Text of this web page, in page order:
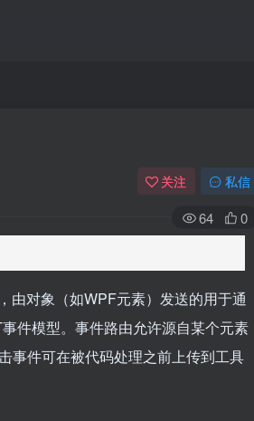
关注 私信
64
0
对象（如WPF元素）发送的用于通
件模型。事件路由允许源自某个元素
事件可在被代码处理之前上传到工具